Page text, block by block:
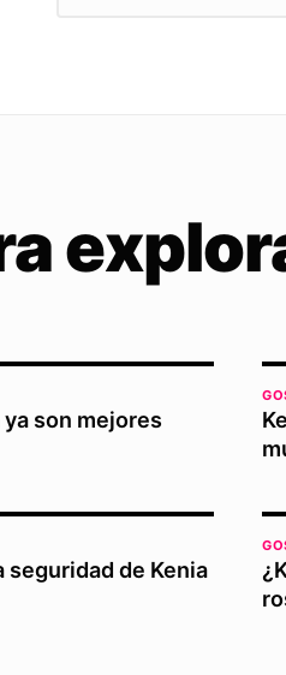
ya son mejores
seguridad de Kenia